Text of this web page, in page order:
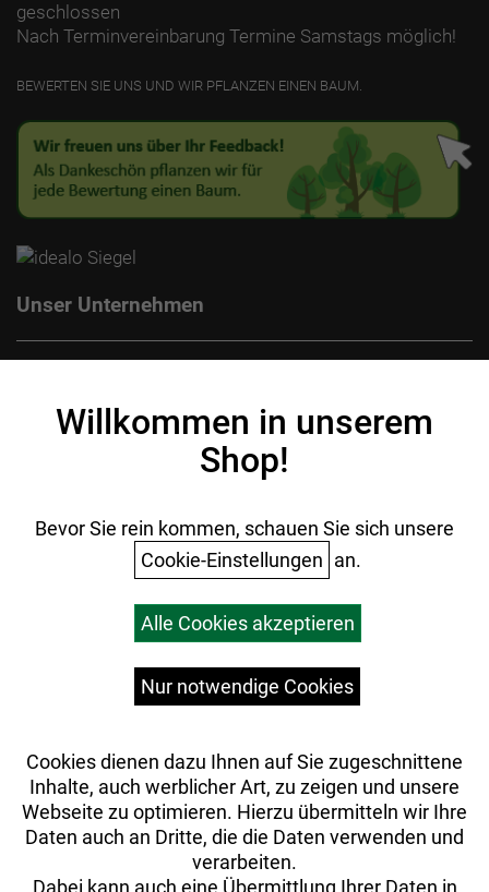
geschlossen
Nach Terminvereinbarung Termine Samstags möglich!
BEWERTEN SIE UNS UND WIR PFLANZEN EINEN BAUM.
Unser Unternehmen
Datenschutz
Ihr Einkauf
Versandkosten
Willkommen in unserem
Shop!
Bevor Sie rein kommen, schauen Sie sich unsere
Cookie-Einstellungen an.
Alle Cookies akzeptieren
Nur notwendige Cookies
Cookies dienen dazu Ihnen auf Sie zugeschnittene
Inhalte, auch werblicher Art, zu zeigen und unsere
Webseite zu optimieren. Hierzu übermitteln wir Ihre
Daten auch an Dritte, die die Daten verwenden und
verarbeiten.
Dabei kann auch eine Übermittlung Ihrer Daten in